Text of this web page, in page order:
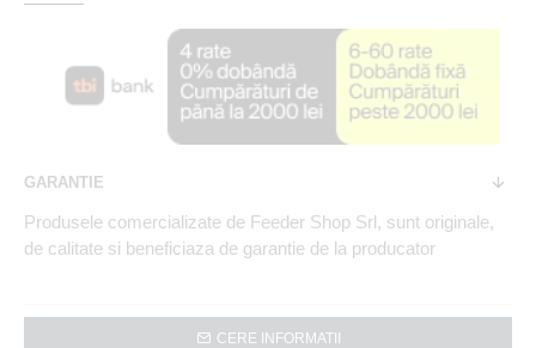
CERE INFORMATII
GARANTIE
Produsele comercializate de Feeder Shop Srl, sunt originale,
de calitate si beneficiaza de garantie de la producator